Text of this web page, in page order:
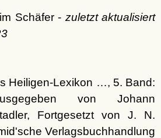
Schäfer - zuletzt aktualisiert
Heiligen-Lexikon …, 5. Band:
von Johann
Fortgesetzt von J. N.
Verlagsbuchhandlung